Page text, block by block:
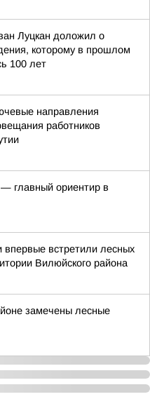
Луцкан доложил о
которому в прошлом
100 лет
направления
работников
главный ориентир в
встретили лесных
Вилюйского района
замечены лесные